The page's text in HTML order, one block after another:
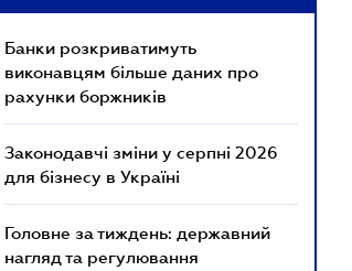
Банки розкриватимуть
виконавцям більше даних про
рахунки боржників
Законодавчі зміни у серпні 2026
для бізнесу в Україні
Головне за тиждень: державний
нагляд та регулювання